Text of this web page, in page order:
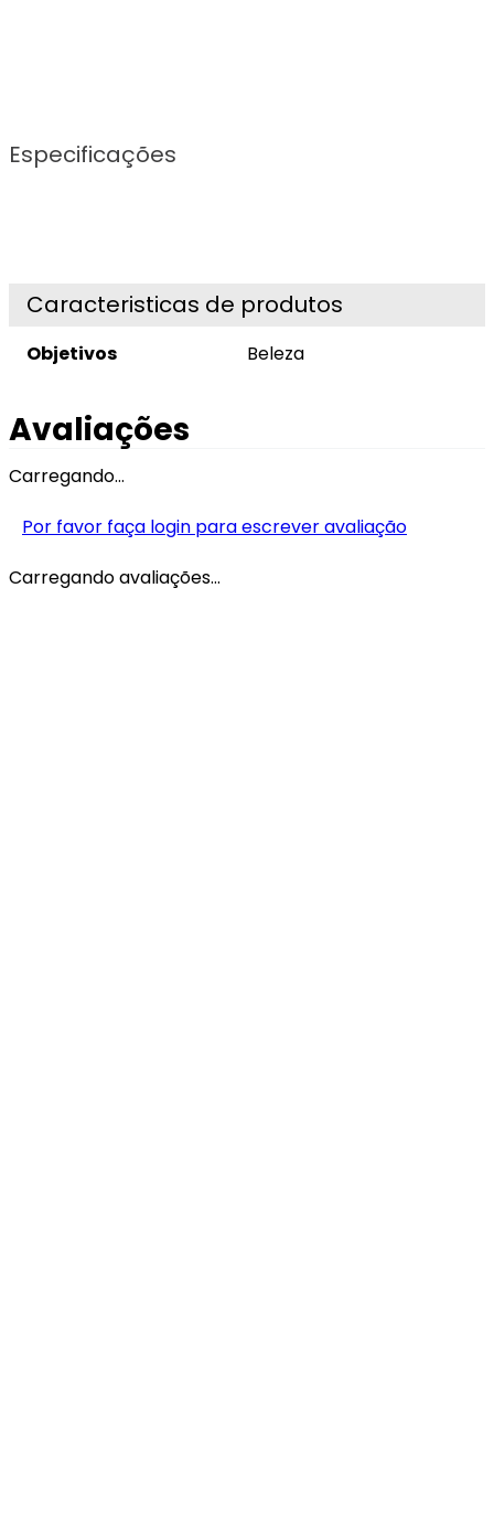
Especificações
Caracteristicas de produtos
Objetivos Beleza
Avaliações
Carregando…
Por favor faça login para escrever avaliação
Carregando avaliações…